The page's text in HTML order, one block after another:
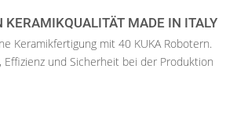
KERAMIKQUALITÄT MADE IN ITALY
Keramikfertigung mit 40 KUKA Robotern.
und Sicherheit bei der Produktion